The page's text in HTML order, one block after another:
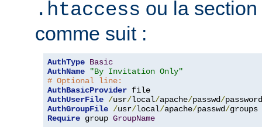
.htaccess ou la section
comme suit :
AuthType Basic
AuthName
"By Invitation Only"
# Optional line:
AuthBasicProvider
AuthUserFile /usr/local/apache/passwd/
AuthGroupFile /usr/local/apache/passwd/
Require group GroupName